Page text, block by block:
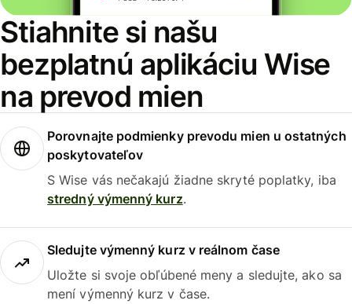
Stiahnite si našu
bezplatnú aplikáciu Wise
na prevod mien
Porovnajte podmienky prevodu mien u ostatných
poskytovateľov
S Wise vás nečakajú žiadne skryté poplatky, iba
stredný výmenný kurz.
Sledujte výmenný kurz v reálnom čase
Uložte si svoje obľúbené meny a sledujte, ako sa
mení výmenný kurz v čase.